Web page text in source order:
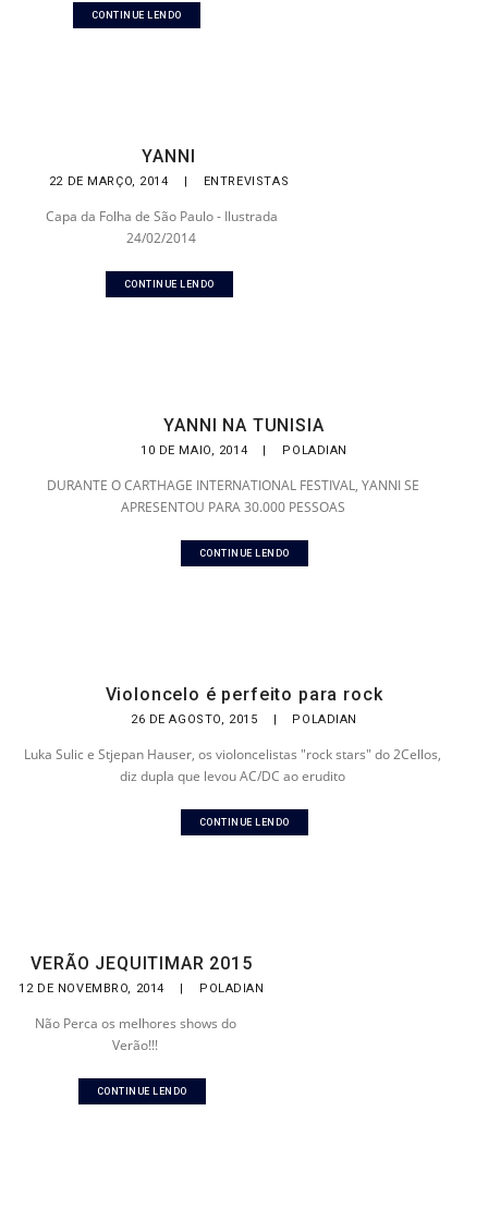
CONTINUE LENDO
YANNI
22 DE MARÇO, 2014 | ENTREVISTAS
Capa da Folha de São Paulo - Ilustrada
24/02/2014
CONTINUE LENDO
YANNI NA TUNISIA
10 DE MAIO, 2014 | POLADIAN
DURANTE O CARTHAGE INTERNATIONAL FESTIVAL, YANNI SE
APRESENTOU PARA 30.000 PESSOAS
CONTINUE LENDO
Violoncelo é perfeito para rock
26 DE AGOSTO, 2015 | POLADIAN
Luka Sulic e Stjepan Hauser, os violoncelistas "rock stars" do 2Cellos,
diz dupla que levou AC/DC ao erudito
CONTINUE LENDO
VERÃO JEQUITIMAR 2015
12 DE NOVEMBRO, 2014 | POLADIAN
Não Perca os melhores shows do
Verão!!!
CONTINUE LENDO